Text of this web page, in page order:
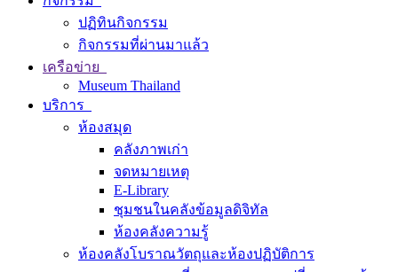
ปฏิทินกิจกรรม
กิจกรรมที่ผ่านมาแล้ว
เครือข่าย
Museum Thailand
บริการ
ห้องสมุด
คลังภาพเก่า
จดหมายเหตุ
E-Library
ชุมชนในคลังข้อมูลดิจิทัล
ห้องคลังความรู้
ห้องคลังโบราณวัตถุและห้องปฏิบัติการ